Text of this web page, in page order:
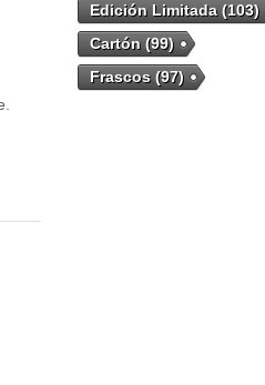
Edición Limitada(103)
Cartón(99)
Frascos(97)